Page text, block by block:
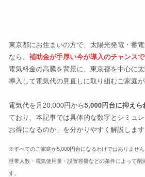
東京都にお住まいの方で、太陽光発電・蓄
なら、 補助金が手厚い今が導入のチャンス
電気料金の高騰を背景に、東京都を中心に
導入して電気代の見直しに取り組むご家庭が
電気代を月20,000円から5,000円台に抑えら
ており、本記事では具体的な数字とシミュ
お得になるのか」を分かりやすく解説します
※すべてのご家庭が5,000円台になるわけではありません
世帯人数・電気使用量・設置容量などの条件によって削
す。